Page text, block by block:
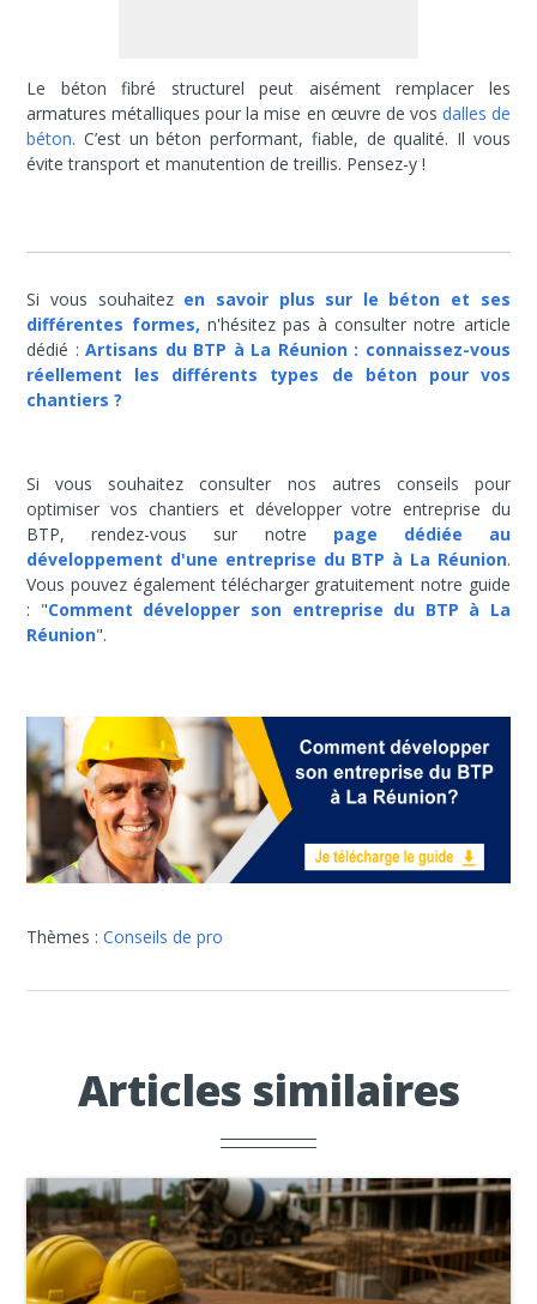
Le béton fibré structurel peut aisément remplacer les
armatures métalliques pour la mise en œuvre de vos dalles de
béton. C’est un béton performant, fiable, de qualité. Il vous
évite transport et manutention de treillis. Pensez-y !
Si vous souhaitez en savoir plus sur le béton et ses
différentes formes, n'hésitez pas à consulter notre article
dédié :Artisans du BTP à La Réunion : connaissez-vous
réellement les différents types de béton pour vos
chantiers ?
Si vous souhaitez consulter nos autres conseils pour
optimiser vos chantiers et développer votre entreprise du
BTP, rendez-vous sur notre page dédiée au
développement d'une entreprise du BTP à La Réunion.
Vous pouvez également télécharger gratuitement notre guide
: "Comment développer son entreprise du BTP à La
Réunion".
Thèmes :Conseils de pro
Articles similaires